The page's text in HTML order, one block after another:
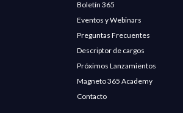
Boletín 365
Eventos y Webinars
Preguntas Frecuentes
Descriptor de cargos
Próximos Lanzamientos
Magneto 365 Academy
Contacto